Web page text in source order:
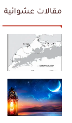
مقالات عشوائية